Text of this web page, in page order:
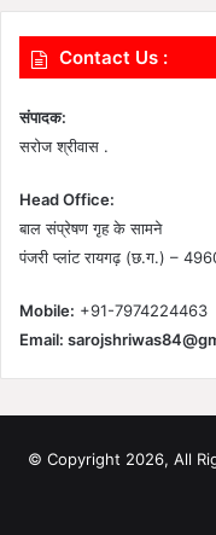
Contact Us :
संपादक:
सरोज श्रीवास .
Head Office:
बाल संप्रेषण गृह के सामने
पंजरी प्लांट रायगढ़ (छ.ग.) –
Mobile: +91-7974224463
Email:
© Copyright 2026, All